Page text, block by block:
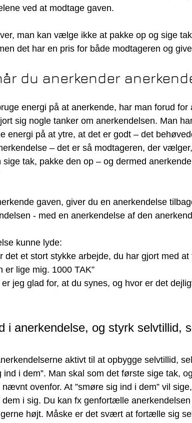
ved at modtage gaven.
man kan vælge ikke at pakke op og sige
det har en pris for både modtageren og
du anerkender
energi på at anerkende, har man forud for
sig nogle tanker om anerkendelsen. Man
energi på at ytre, at det er godt – det
– det er så modtageren, der
sige tak, pakke den op – og dermed
gaven, giver du en anerkendelse
- med en anerkendelse af den
kunne lyde:
det et stort stykke arbejde, du har gjort med
lige mig. 1000 TAK”
er jeg glad for, at du synes, og hvor er det
i anerkendelse, og styrk selvtillid,
aktivt til at opbygge selvtillid,
ind i dem”. Man skal som det første sige tak,
ovenfor. At ”smøre sig ind i dem” vil
i sig. Du kan fx genfortælle
højt. Måske er det svært at fortælle sig